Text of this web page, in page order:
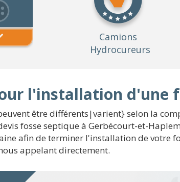
Camions
Hydrocureurs
l'installation d'une
être différents|varient} selon la
fosse septique à Gerbécourt-et-
afin de terminer l'installation de votre
appelant directement.